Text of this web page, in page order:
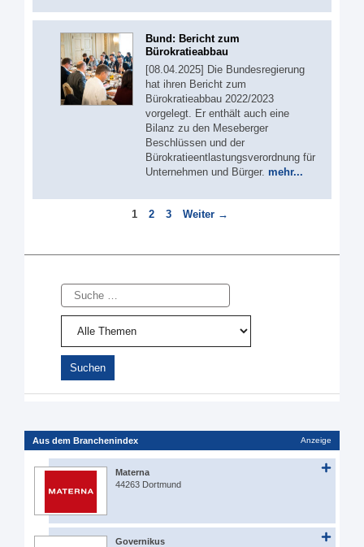
Bund: Bericht zum
Bürokratieabbau
[08.04.2025] Die Bundesregierung
hat ihren Bericht zum
Bürokratieabbau 2022/2023
vorgelegt. Er enthält auch eine
Bilanz zu den Meseberger
Beschlüssen und der
Bürokratieentlastungsverordnung für
Unternehmen und Bürger. mehr...
Seite
1 Seite
2 Seite
3 Weiter →
Suche
Aus dem Branchenindex Anzeige
Materna
44263 Dortmund
Governikus